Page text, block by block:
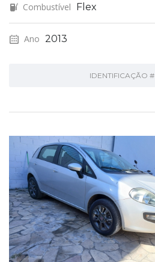
Combustível Flex
Ano 2013
IDENTIFICAÇÃO #